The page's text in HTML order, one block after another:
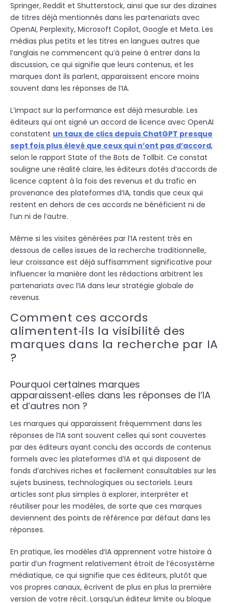
Springer, Reddit et Shutterstock, ainsi que sur des dizaines
de titres déjà mentionnés dans les partenariats avec
OpenAI, Perplexity, Microsoft Copilot, Google et Meta. Les
médias plus petits et les titres en langues autres que
l’anglais ne commencent qu’à peine à entrer dans la
discussion, ce qui signifie que leurs contenus, et les
marques dont ils parlent, apparaissent encore moins
souvent dans les réponses de l’IA.
L’impact sur la performance est déjà mesurable. Les
éditeurs qui ont signé un accord de licence avec OpenAI
constatent un taux de clics depuis ChatGPT presque
sept fois plus élevé que ceux qui n’ont pas d’accord,
selon le rapport State of the Bots de Tollbit. Ce constat
souligne une réalité claire, les éditeurs dotés d’accords de
licence captent à la fois des revenus et du trafic en
provenance des plateformes d’IA, tandis que ceux qui
restent en dehors de ces accords ne bénéficient ni de
l’un ni de l’autre.
Même si les visites générées par l’IA restent très en
dessous de celles issues de la recherche traditionnelle,
leur croissance est déjà suffisamment significative pour
influencer la manière dont les rédactions arbitrent les
partenariats avec l’IA dans leur stratégie globale de
revenus.
Comment ces accords
alimentent‑ils la visibilité des
marques dans la recherche par IA
?
Pourquoi certaines marques
apparaissent‑elles dans les réponses de l’IA
et d’autres non ?
Les marques qui apparaissent fréquemment dans les
réponses de l’IA sont souvent celles qui sont couvertes
par des éditeurs ayant conclu des accords de contenus
formels avec les plateformes d’IA et qui disposent de
fonds d’archives riches et facilement consultables sur les
sujets business, technologiques ou sectoriels. Leurs
articles sont plus simples à explorer, interpréter et
réutiliser pour les modèles, de sorte que ces marques
deviennent des points de référence par défaut dans les
réponses.
En pratique, les modèles d’IA apprennent votre histoire à
partir d’un fragment relativement étroit de l’écosystème
médiatique, ce qui signifie que ces éditeurs, plutôt que
vos propres canaux, écrivent de plus en plus la première
version de votre récit. Lorsqu’un éditeur limite ou bloque